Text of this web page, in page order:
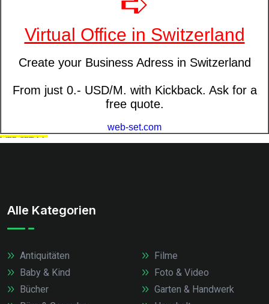
Alle Kategorien
Antiquitäten
Baby & Kind
Bücher
Filme
Foto & Video
Garten & Handwerk